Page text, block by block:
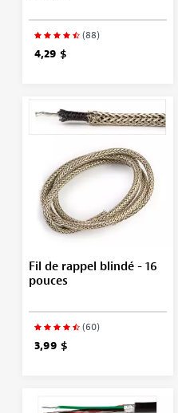
(88)
4,29 $
Fil de rappel blindé - 16
pouces
(60)
3,99 $